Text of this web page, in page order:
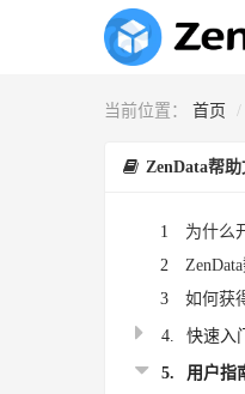
当前位置： 首页
ZenData帮
1
为什么
2
3
如何获
4. 快速入门
5. 用户指